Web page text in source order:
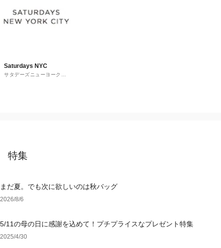
Saturdays NYC
サタデーズニューヨークシ
特集
まだ夏。でも次に欲しいのは秋バッグ
2026/8/6
5/11の母の日に感謝を込めて！プチプライスなプレゼント特集
2025/4/30